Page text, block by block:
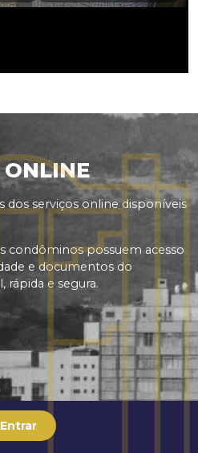
dos serviços online disponíveis
condôminos possuem acesso
e documentos do
e segura.
Entrar